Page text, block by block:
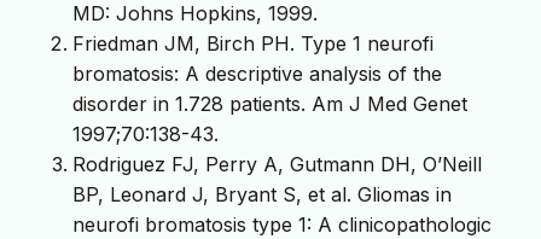
MD: Johns Hopkins, 1999.
Friedman JM, Birch PH. Type 1 neurofi
bromatosis: A descriptive analysis of the
disorder in 1.728 patients. Am J Med Genet
1997;70:138-43.
Rodriguez FJ, Perry A, Gutmann DH, O’Neill
BP, Leonard J, Bryant S, et al. Gliomas in
neurofi bromatosis type 1: A clinicopathologic